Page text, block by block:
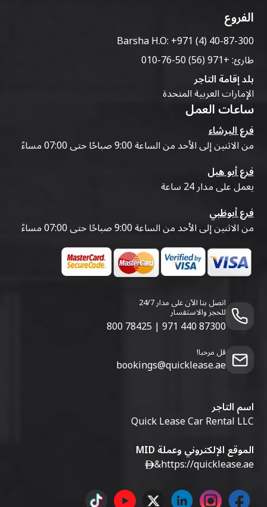
ومجموعة واسعة من السيارات لتلبية احتياجات
سفرك.الفروع
Barsha H.O:+971 (4) 40-87-300
طارئ:+971 (56) 50-76-010
بلد إقامة التاجر
الإمارات العربية المتحدة
ساعات العمل
فرع البرشاء
من الاثنين إلى الأحد من الساعة 9:00 صباحًا حتى 07:00 مساءً
فرع أبو هيل
يعمل على مدار 24 ساعة
فرع أبوظبي
من الاثنين إلى الأحد من الساعة 9:00 صباحًا حتى 07:00 مساءً
اتصل بنا الآن على مدار 24/7
للحجز والاستفسار
800 78425 | 971 440 87300
قل مرحبا!
bookings@quicklease.ae
اسم التاجر
Quick Lease Car Rental LLC
الموقع الإلكتروني وعملة MID
https://quicklease.ae
&